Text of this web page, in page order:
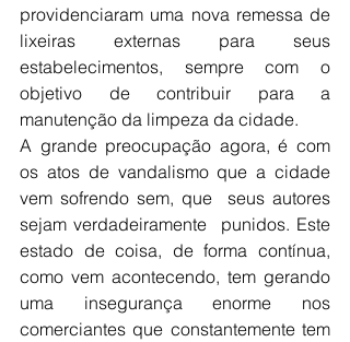
providenciaram uma nova remessa de
lixeiras externas para seus
estabelecimentos, sempre com o
objetivo de contribuir para a
manutenção da limpeza da cidade.
A grande preocupação agora, é com
os atos de vandalismo que a cidade
vem sofrendo sem, que  seus autores
sejam verdadeiramente  punidos. Este
estado de coisa, de forma contínua,
como vem acontecendo, tem gerando
uma insegurança enorme nos
comerciantes que constantemente tem